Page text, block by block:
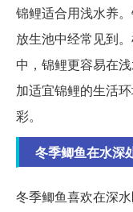
锦鲤适合用浅水养
放生池中经常见到
中，锦鲤更容易在
加适宜锦鲤的生活
彩。
冬季鲫鱼在水深
冬季鲫鱼喜欢在深